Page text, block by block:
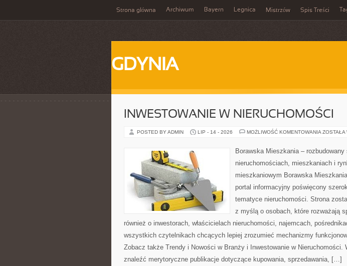
Strona główna Archiwum Bayern Legnica Mistrzów Spis Treści
GDYNIA
INWESTOWANIE W NIERUCHOMOŚCI
POSTED BY ADMIN LIP - 14 - 2026 MOŻLIWOŚĆ KOMENTOWANIA ZOSTAŁA
Borawska Mieszkania – rozbudowany
nieruchomościach, mieszkaniach i
mieszkaniowym Borawska
portal informacyjny poświęcony
tematyce nieruchomości. Strona
z myślą o osobach, które rozważają
również o inwestorach, właścicielach nieruchomości, najemcach,
wszystkich czytelnikach chcących lepiej zrozumieć mechanizmy
Zobacz także Trendy i Nowości w Branży i Inwestowanie w Nieruchomości.
znaleźć merytoryczne publikacje dotyczące kupowania, sprzedawania, […]